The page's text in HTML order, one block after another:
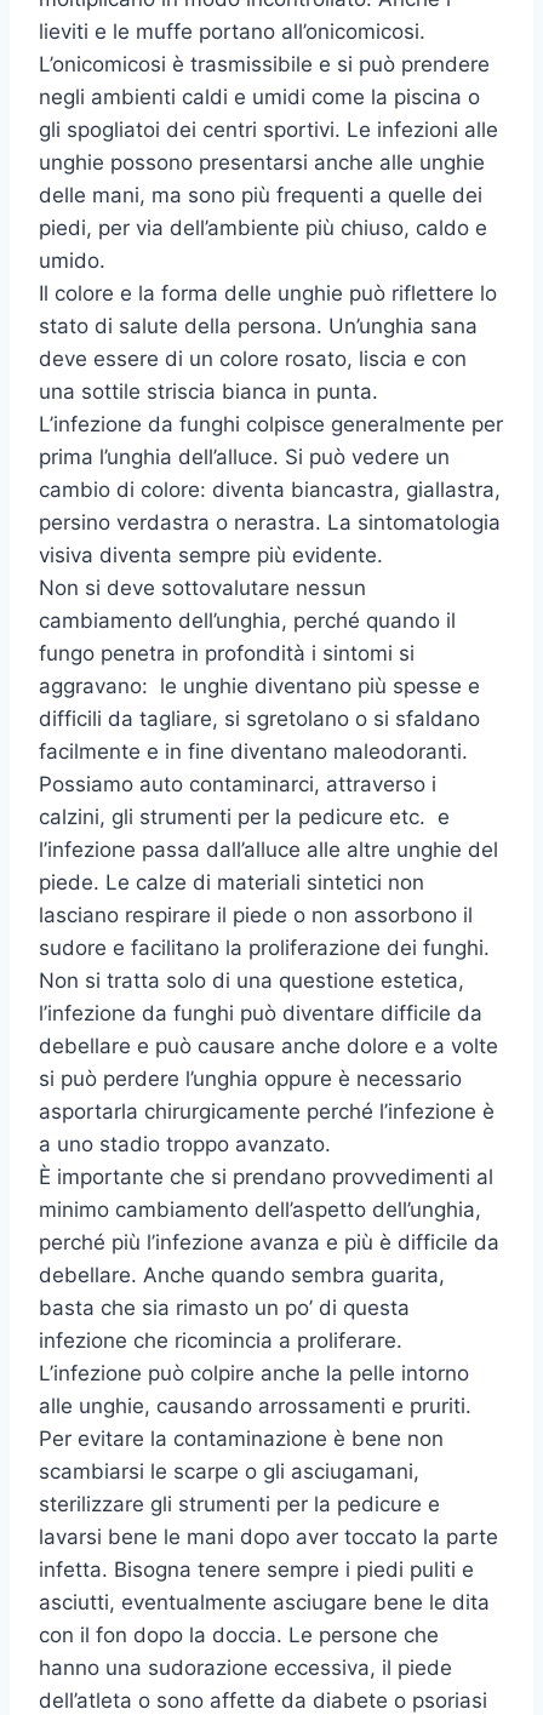
lieviti e le muffe portano all’onicomicosi.
L’onicomicosi è trasmissibile e si può prendere
negli ambienti caldi e umidi come la piscina o
gli spogliatoi dei centri sportivi. Le infezioni alle
unghie possono presentarsi anche alle unghie
delle mani, ma sono più frequenti a quelle dei
piedi, per via dell’ambiente più chiuso, caldo e
umido.
Il colore e la forma delle unghie può riflettere lo
stato di salute della persona. Un’unghia sana
deve essere di un colore rosato, liscia e con
una sottile striscia bianca in punta.
L’infezione da funghi colpisce generalmente per
prima l’unghia dell’alluce. Si può vedere un
cambio di colore: diventa biancastra, giallastra,
persino verdastra o nerastra. La sintomatologia
visiva diventa sempre più evidente.
Non si deve sottovalutare nessun
cambiamento dell’unghia, perché quando il
fungo penetra in profondità i sintomi si
aggravano: le unghie diventano più spesse e
difficili da tagliare, si sgretolano o si sfaldano
facilmente e in fine diventano maleodoranti.
Possiamo auto contaminarci, attraverso i
calzini, gli strumenti per la pedicure etc. e
l’infezione passa dall’alluce alle altre unghie del
piede. Le calze di materiali sintetici non
lasciano respirare il piede o non assorbono il
sudore e facilitano la proliferazione dei funghi.
Non si tratta solo di una questione estetica,
l’infezione da funghi può diventare difficile da
debellare e può causare anche dolore e a volte
si può perdere l’unghia oppure è necessario
asportarla chirurgicamente perché l’infezione è
a uno stadio troppo avanzato.
È importante che si prendano provvedimenti al
minimo cambiamento dell’aspetto dell’unghia,
perché più l’infezione avanza e più è difficile da
debellare. Anche quando sembra guarita,
basta che sia rimasto un po’ di questa
infezione che ricomincia a proliferare.
L’infezione può colpire anche la pelle intorno
alle unghie, causando arrossamenti e pruriti.
Per evitare la contaminazione è bene non
scambiarsi le scarpe o gli asciugamani,
sterilizzare gli strumenti per la pedicure e
lavarsi bene le mani dopo aver toccato la parte
infetta. Bisogna tenere sempre i piedi puliti e
asciutti, eventualmente asciugare bene le dita
con il fon dopo la doccia. Le persone che
hanno una sudorazione eccessiva, il piede
dell’atleta o sono affette da diabete o psoriasi